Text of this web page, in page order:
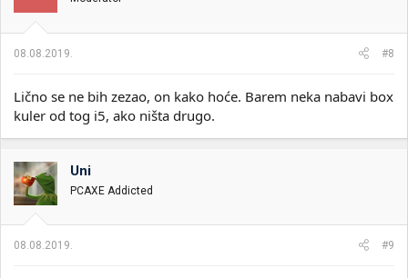
08.08.2019. #8
Lično se ne bih zezao, on kako hoće. Barem neka nabavi box
kuler od tog i5, ako ništa drugo.
Uni
PCAXE Addicted
08.08.2019. #9